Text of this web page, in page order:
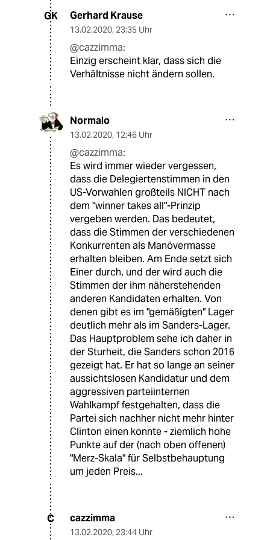
GK Gerhard Krause
13.02.2020, 23:35 Uhr
@cazzimma:
Einzig erscheint klar, dass sich die
Verhältnisse nicht ändern sollen.
Normalo
13.02.2020, 12:46 Uhr
@cazzimma:
Es wird immer wieder vergessen,
dass die Delegiertenstimmen in den
US-Vorwahlen großteils NICHT nach
dem "winner takes all"-Prinzip
vergeben werden. Das bedeutet,
dass die Stimmen der verschiedenen
Konkurrenten als Manövermasse
erhalten bleiben. Am Ende setzt sich
Einer durch, und der wird auch die
Stimmen der ihm näherstehenden
anderen Kandidaten erhalten. Von
denen gibt es im "gemäßigten" Lager
deutlich mehr als im Sanders-Lager.
Das Hauptproblem sehe ich daher in
der Sturheit, die Sanders schon 2016
gezeigt hat. Er hat so lange an seiner
aussichtslosen Kandidatur und dem
aggressiven parteiinternen
Wahlkampf festgehalten, dass die
Partei sich nachher nicht mehr hinter
Clinton einen konnte - ziemlich hohe
Punkte auf der (nach oben offenen)
"Merz-Skala" für Selbstbehauptung
um jeden Preis...
C cazzimma
13.02.2020, 23:44 Uhr